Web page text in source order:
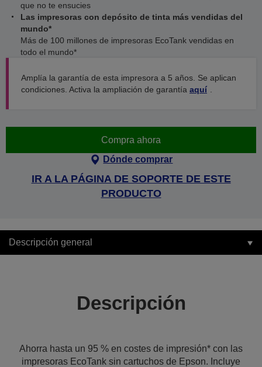
que no te ensucies
Las impresoras con depósito de tinta más vendidas del
mundo*
Más de 100 millones de impresoras EcoTank vendidas en
todo el mundo*
Amplía la garantía de esta impresora a 5 años. Se aplican
condiciones. Activa la ampliación de garantía aquí
Compra ahora
Dónde comprar
IR A LA PÁGINA DE SOPORTE DE ESTE
PRODUCTO
Descripción general
Descripción
Ahorra hasta un 95 % en costes de impresión* con las
impresoras EcoTank sin cartuchos de Epson. Incluye